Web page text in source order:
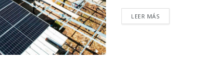
LEER MÁS